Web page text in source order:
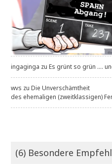
ingaginga zuEs grünt so grün ....
wvs zuDie Unverschämtheit
des ehemaligen (zweitklassigen)
(6) Besondere